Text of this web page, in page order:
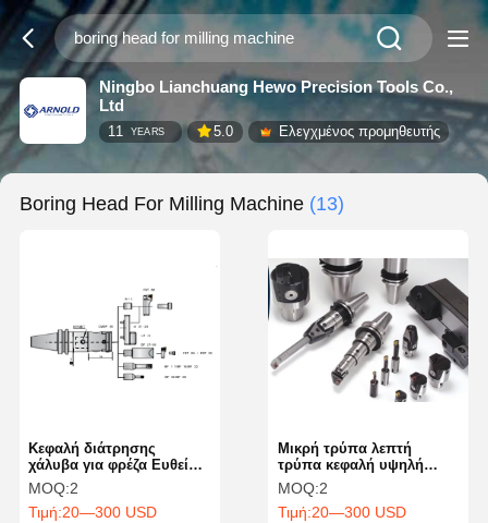
Ningbo Lianchuang Hewo Precision Tools Co.,
Ltd
11 YEARS 5.0 Ελεγχμένος προμηθευτής
Boring Head For Milling Machine (13)
Κεφαλή διάτρησης
χάλυβα για φρέζα Ευθεία
στελέχη 6mm-108mm
Εύρος διάτρησης
Πρότυπο
MOQ:2
Τιμή:20—300 USD
Μικρή τρύπα λεπτή
τρύπα κεφαλή υψηλή
ακρίβεια κατάλληλη για
μηχανές CNC
MOQ:2
Τιμή:20—300 USD